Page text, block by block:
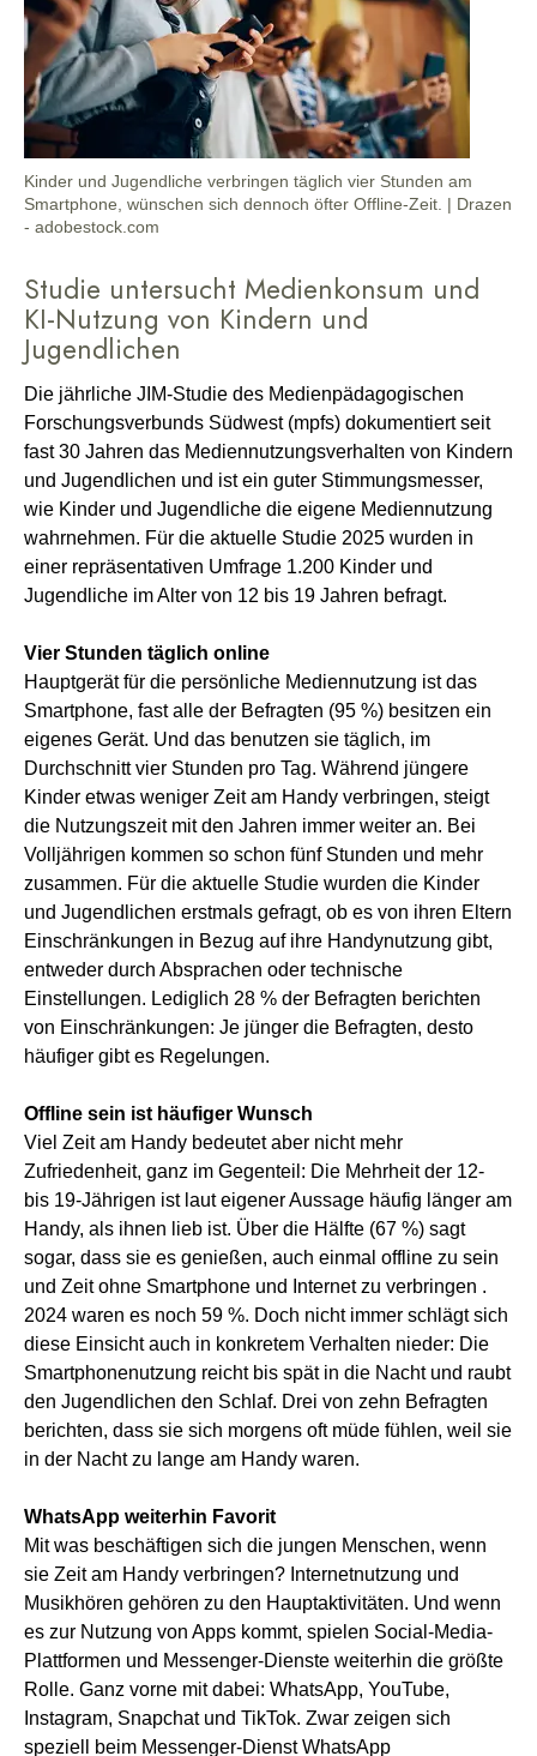
Kinder und Jugendliche verbringen täglich vier Stunden am
Smartphone, wünschen sich dennoch öfter Offline-Zeit. | Drazen
- adobestock.com
Studie untersucht Medienkonsum und
KI-Nutzung von Kindern und
Jugendlichen
Die jährliche JIM-Studie des Medienpädagogischen
Forschungsverbunds Südwest (mpfs) dokumentiert seit
fast 30 Jahren das Mediennutzungsverhalten von Kindern
und Jugendlichen und ist ein guter Stimmungsmesser,
wie Kinder und Jugendliche die eigene Mediennutzung
wahrnehmen. Für die aktuelle Studie 2025 wurden in
einer repräsentativen Umfrage 1.200 Kinder und
Jugendliche im Alter von 12 bis 19 Jahren befragt.
Vier Stunden täglich online
Hauptgerät für die persönliche Mediennutzung ist das
Smartphone, fast alle der Befragten (95 %) besitzen ein
eigenes Gerät. Und das benutzen sie täglich, im
Durchschnitt vier Stunden pro Tag. Während jüngere
Kinder etwas weniger Zeit am Handy verbringen, steigt
die Nutzungszeit mit den Jahren immer weiter an. Bei
Volljährigen kommen so schon fünf Stunden und mehr
zusammen. Für die aktuelle Studie wurden die Kinder
und Jugendlichen erstmals gefragt, ob es von ihren Eltern
Einschränkungen in Bezug auf ihre Handynutzung gibt,
entweder durch Absprachen oder technische
Einstellungen. Lediglich 28 % der Befragten berichten
von Einschränkungen: Je jünger die Befragten, desto
häufiger gibt es Regelungen.
Offline sein ist häufiger Wunsch
Viel Zeit am Handy bedeutet aber nicht mehr
Zufriedenheit, ganz im Gegenteil: Die Mehrheit der 12-
bis 19-Jährigen ist laut eigener Aussage häufig länger am
Handy, als ihnen lieb ist. Über die Hälfte (67 %) sagt
sogar, dass sie es genießen, auch einmal offline zu sein
und Zeit ohne Smartphone und Internet zu verbringen .
2024 waren es noch 59 %. Doch nicht immer schlägt sich
diese Einsicht auch in konkretem Verhalten nieder: Die
Smartphonenutzung reicht bis spät in die Nacht und raubt
den Jugendlichen den Schlaf. Drei von zehn Befragten
berichten, dass sie sich morgens oft müde fühlen, weil sie
in der Nacht zu lange am Handy waren.
WhatsApp weiterhin Favorit
Mit was beschäftigen sich die jungen Menschen, wenn
sie Zeit am Handy verbringen? Internetnutzung und
Musikhören gehören zu den Hauptaktivitäten. Und wenn
es zur Nutzung von Apps kommt, spielen Social-Media-
Plattformen und Messenger-Dienste weiterhin die größte
Rolle. Ganz vorne mit dabei: WhatsApp, YouTube,
Instagram, Snapchat und TikTok. Zwar zeigen sich
speziell beim Messenger-Dienst WhatsApp